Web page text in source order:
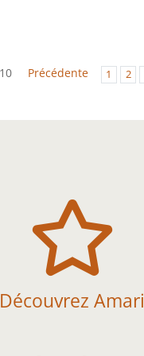
Précédente 1 2

Découvrez Amari